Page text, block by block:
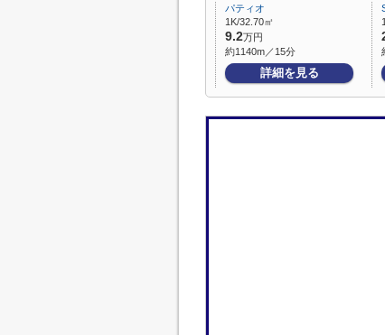
パティオ
1K/32.70㎡
9.2万円
約1140m／15分
詳細を見る